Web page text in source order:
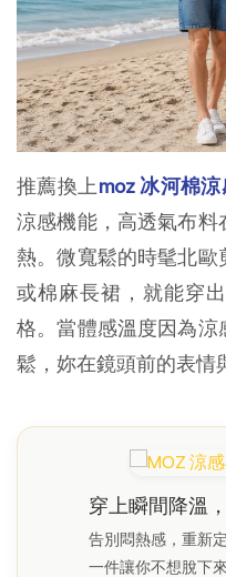
推薦換上moz 冰河棉涼
涼感機能，高透氣布
熱。微寬鬆的時髦北
或棉麻長裙，就能穿
格。當體感溫度因為
鬆，妳在鏡頭前的表情
穿上瞬間降溫
告別悶熱感，重新
一件讓你不想脫下